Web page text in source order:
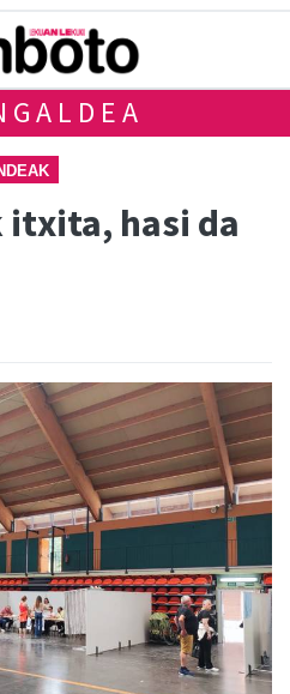
itxita, hasi da